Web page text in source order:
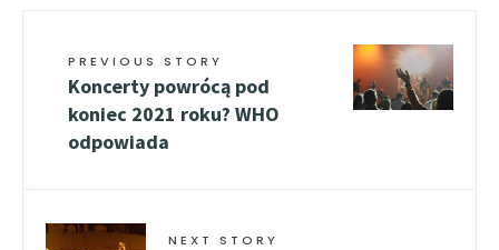
PREVIOUS STORY
Koncerty powrócą pod
koniec 2021 roku? WHO
odpowiada
NEXT STORY